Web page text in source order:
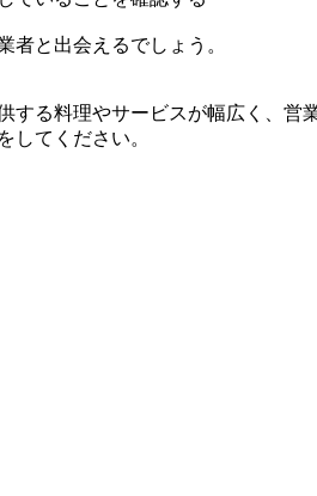
者と出会えるでしょう。
る料理やサービスが幅広く、営
してください。